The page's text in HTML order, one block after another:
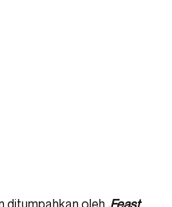
ditumpahkan oleh .Feast